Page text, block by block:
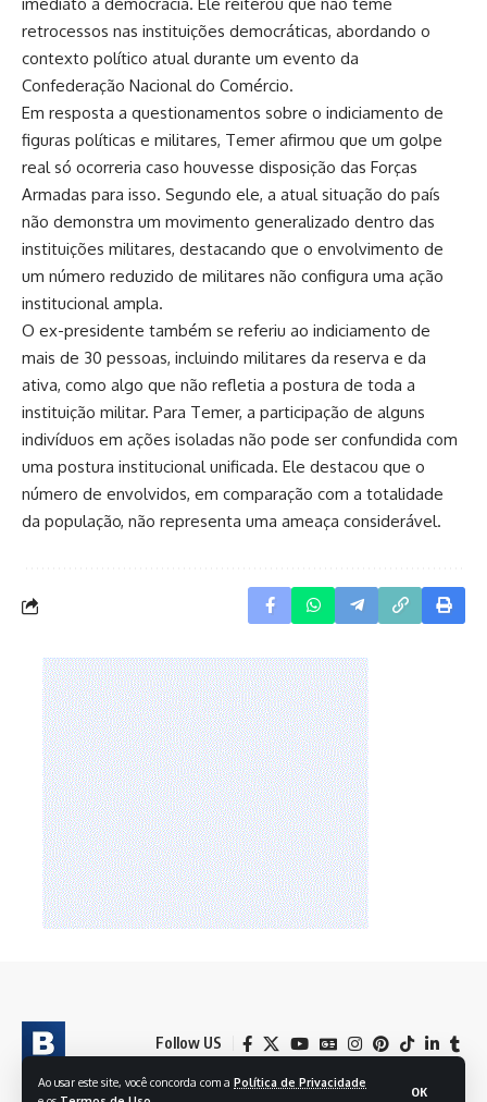
Ao usar este site, você concorda com a Política de Privacidade
OK
retrocessos nas instituições democráticas, abordando o
contexto político atual durante um evento da
Confederação Nacional do Comércio.
Em resposta a questionamentos sobre o indiciamento de
figuras políticas e militares, Temer afirmou que um golpe
real só ocorreria caso houvesse disposição das Forças
Armadas para isso. Segundo ele, a atual situação do país
não demonstra um movimento generalizado dentro das
instituições militares, destacando que o envolvimento de
um número reduzido de militares não configura uma ação
institucional ampla.
O ex-presidente também se referiu ao indiciamento de
mais de 30 pessoas, incluindo militares da reserva e da
ativa, como algo que não refletia a postura de toda a
instituição militar. Para Temer, a participação de alguns
indivíduos em ações isoladas não pode ser confundida com
uma postura institucional unificada. Ele destacou que o
número de envolvidos, em comparação com a totalidade
da população, não representa uma ameaça considerável.
Follow US